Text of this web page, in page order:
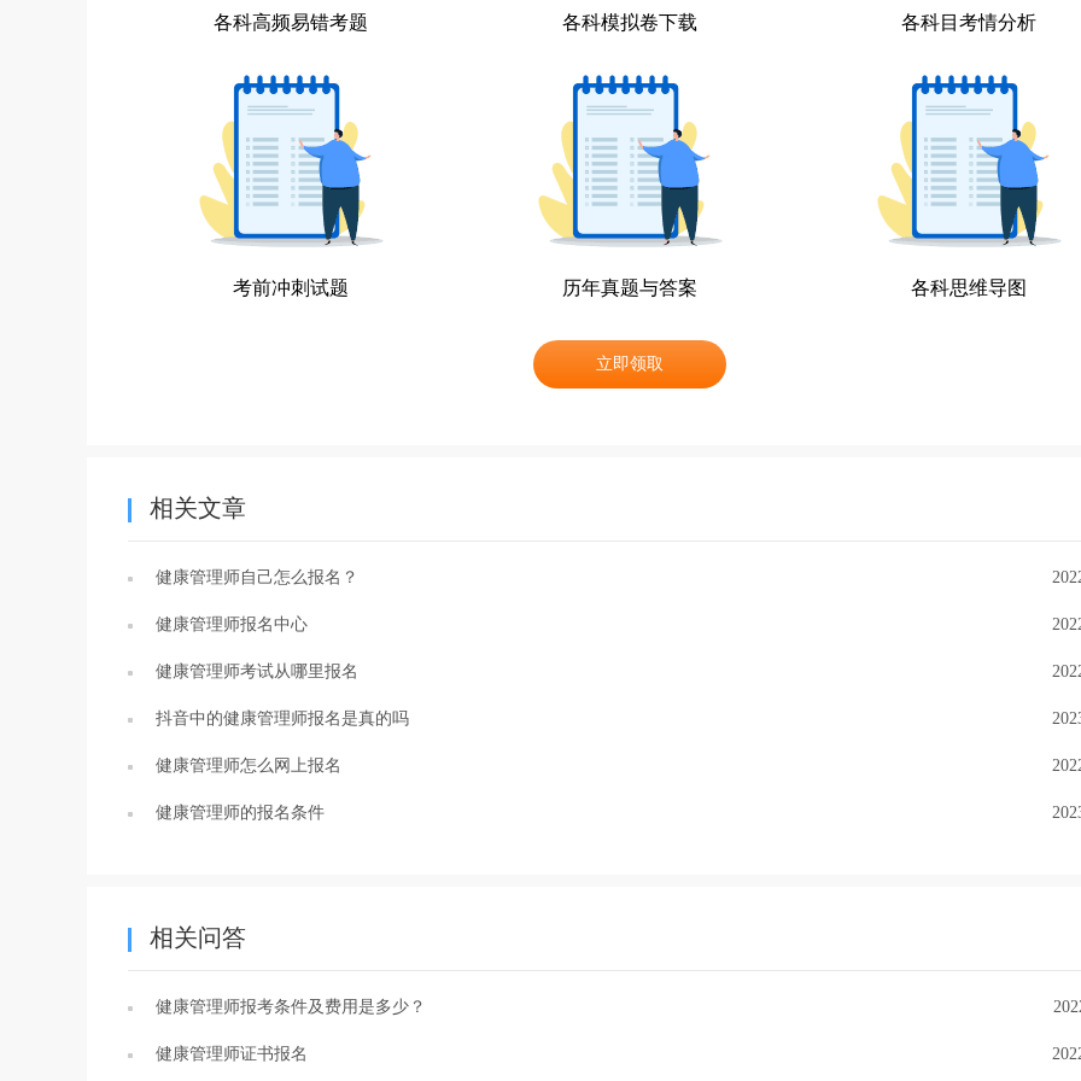
各科高频易错考题 各科模拟卷下载 各科目考情分析
考前冲刺试题 历年真题与答案 各科思维导图
立即领取
相关文章
健康管理师自己怎么报名？
健康管理师报名中心
健康管理师考试从哪里报名
抖音中的健康管理师报名是真的吗
健康管理师怎么网上报名
健康管理师的报名条件
相关问答
健康管理师报考条件及费用是多少？
健康管理师证书报名